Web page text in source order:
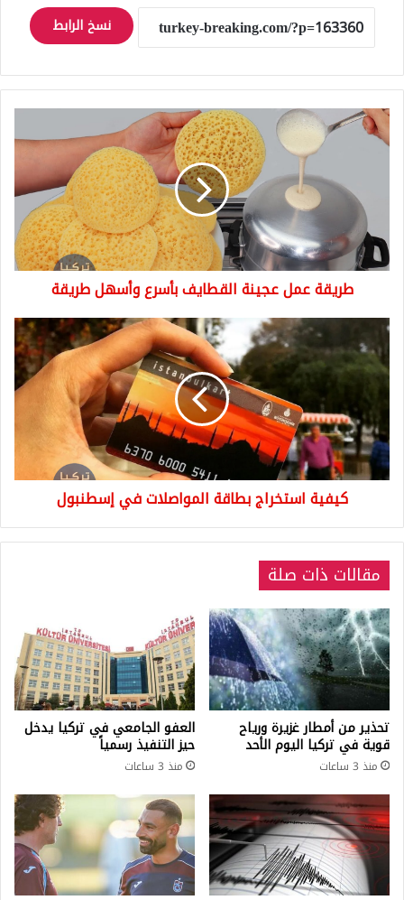
نسخ الرابط
طريقة
عمل
عجينة
وأسهل
طريقة
طريقة عمل عجينة القطايف بأسرع وأسهل طريقة
كيفية
استخراج
بطاقة
المواصلات
إسطنبول
كيفية استخراج بطاقة المواصلات في إسطنبول
مقالات ذات صلة
تحذير من أمطار غزيرة ورياح
قوية في تركيا اليوم الأحد
منذ 3 ساعات
العفو الجامعي في تركيا يدخل
حيز التنفيذ رسمياً
منذ 3 ساعات